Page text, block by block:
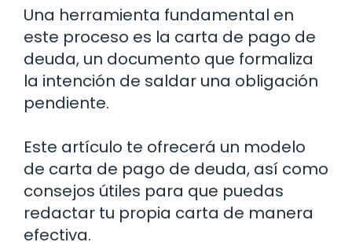
Una herramienta fundamental en
este proceso es la carta de pago de
deuda, un documento que formaliza
la intención de saldar una obligación
pendiente.
Este artículo te ofrecerá un modelo
de carta de pago de deuda, así como
consejos útiles para que puedas
redactar tu propia carta de manera
efectiva.